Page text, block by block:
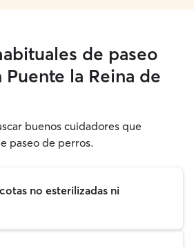
de paseo
la Reina de
buenos cuidadores que
paseo de perros.
no esterilizadas ni